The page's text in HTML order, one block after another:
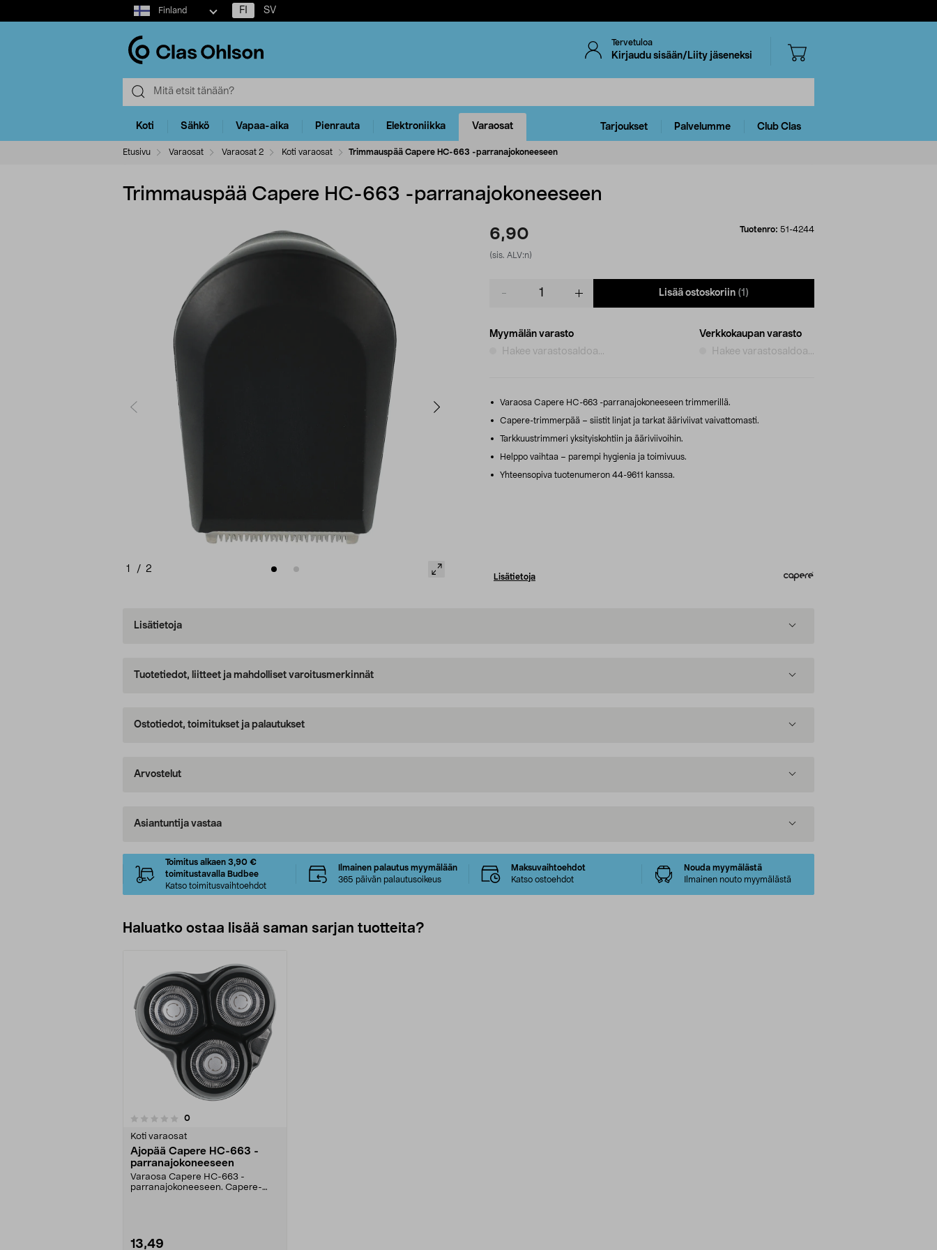
Select
market
Finland FI SV
Tervetuloa
Kirjaudu sisään/Liity jäseneksi
Koti Sähkö Vapaa-aika Pienrauta Elektroniikka Varaosat Tarjoukset Palvelumme Club Clas
Etusivu Varaosat Varaosat 2 Koti varaosat Trimmauspää Capere HC-663 -parranajokoneeseen
Trimmauspää Capere HC-663 -parranajokoneeseen
1 / 2
6,90
(sis. ALV:n)
Tuotenro: 51-4244
Lisää ostoskoriin (1)
Myymälän varasto
Hakee varastosaldoa...
Verkkokaupan varasto
Hakee varastosaldoa...
Varaosa Capere HC-663 -parranajokoneeseen trimmerillä.
Capere-trimmerpää – siistit linjat ja tarkat ääriviivat vaivattomasti.
Tarkkuustrimmeri yksityiskohtiin ja ääriviivoihin.
Helppo vaihtaa – parempi hygienia ja toimivuus.
Yhteensopiva tuotenumeron 44-9611 kanssa.
Lisätietoja
Lisätietoja
Tuotetiedot, liitteet ja mahdolliset varoitusmerkinnät
Ostotiedot, toimitukset ja palautukset
Arvostelut
Asiantuntija vastaa
Toimitus alkaen 3,90 €
toimitustavalla Budbee
Katso toimitusvaihtoehdot
Ilmainen palautus myymälään
365 päivän palautusoikeus
Maksuvaihtoehdot
Katso ostoehdot
Nouda myymälästä
Ilmainen nouto myymälästä
Haluatko ostaa lisää saman sarjan tuotteita?
0arvostelut
Koti varaosat
Ajopää Capere HC-663 -
parranajokoneeseen
Varaosa Capere HC-663 -
parranajokoneeseen. Capere-
13,49